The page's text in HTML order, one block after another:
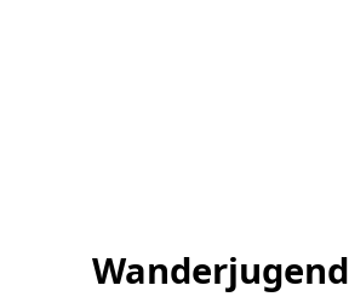
Wanderjugend